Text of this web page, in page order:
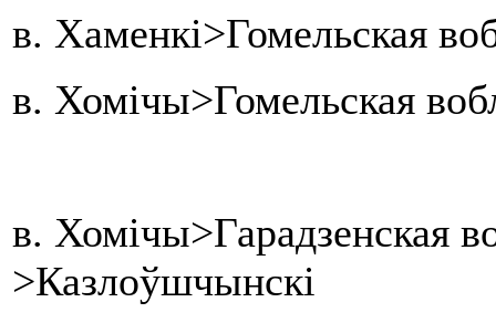
в. Хаменкі>Гомельская
в. Хомічы>Гомельская
в. Хомічы>Гарадзенская
>Казлоўшчынскі